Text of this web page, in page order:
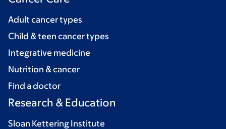
Adult cancer types
Child & teen cancer types
Integrative medicine
Nutrition & cancer
Find a doctor
Research & Education
Sloan Kettering Institute